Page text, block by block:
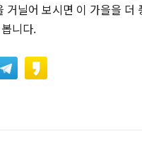
거닐어 보시면 이 가을을 더
니다.